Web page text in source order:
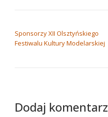
Sponsorzy XII Olsztyńskiego
Festiwalu Kultury Modelarskiej
Dodaj komentarz